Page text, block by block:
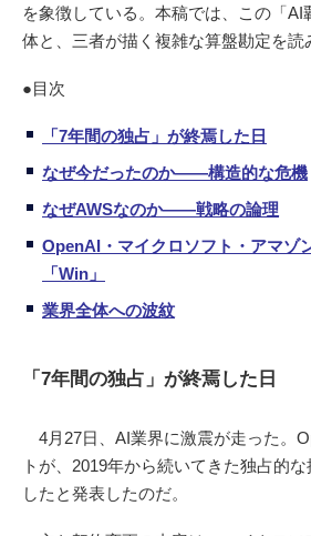
を象徴している。本稿では、この「AI
体と、三者が描く複雑な算盤勘定を読
●目次
「7年間の独占」が終焉した日
なぜ今だったのか——構造的な危機
なぜAWSなのか——戦略の論理
OpenAI・マイクロソフト・アマゾ
「Win」
業界全体への波紋
「7年間の独占」が終焉した日
4月27日、AI業界に激震が走った。
トが、2019年から続いてきた独占的な
したと発表したのだ。